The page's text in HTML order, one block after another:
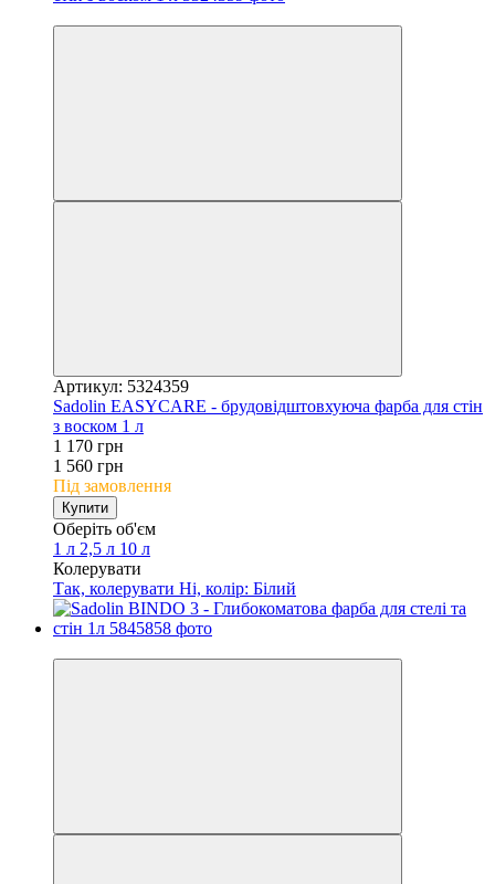
Артикул: 5324359
Sadolin EASYCARE - брудовідштовхуюча фарба для стін
з воском 1 л
1 170 грн
1 560 грн
Під замовлення
Купити
Оберіть об'єм
1 л 2,5 л 10 л
Колерувати
Так, колерувати Ні, колір: Білий